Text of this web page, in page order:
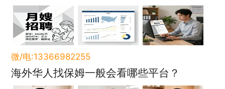
微/电:13366982255
海外华人找保姆一般会看哪些平台？